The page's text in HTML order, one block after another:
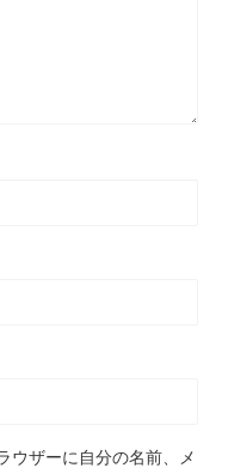
ウザーに自分の名前、メ